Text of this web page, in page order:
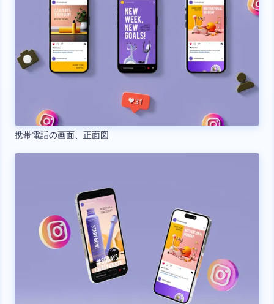
携帯電話の画面、正面図